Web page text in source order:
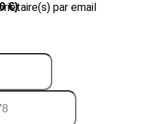
€)
par email